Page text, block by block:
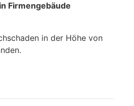
Firmengebäude
in der Höhe von